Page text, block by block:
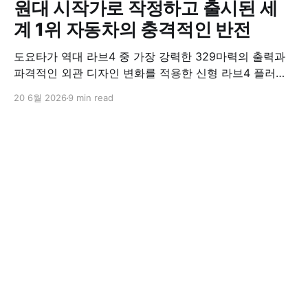
원대 시작가로 작정하고 출시된 세
계 1위 자동차의 충격적인 반전
도요타가 역대 라브4 중 가장 강력한 329마력의 출력과
파격적인 외관 디자인 변화를 적용한 신형 라브4 플러그
충전이 가능하고 전기 모드로만 70km 이상 주행할 수 있
20 6월 2026 9 min read